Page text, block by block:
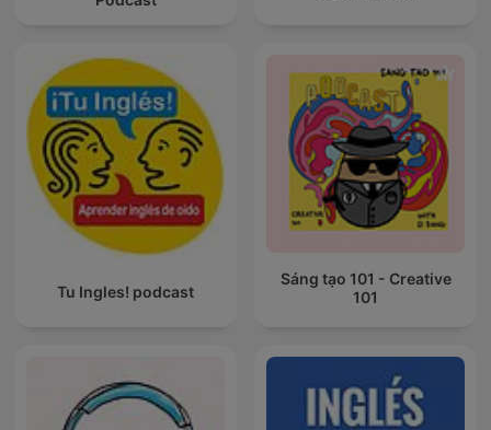
Tu Ingles! podcast
Sáng tạo 101 - Creative
101